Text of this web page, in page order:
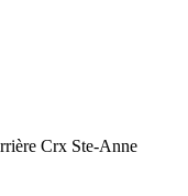
Crx Ste-Anne